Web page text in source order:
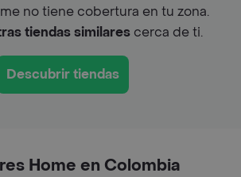
no tiene cobertura en tu zona.
tiendas similarescerca de ti.
Descubrir tiendas
Home en Colombia